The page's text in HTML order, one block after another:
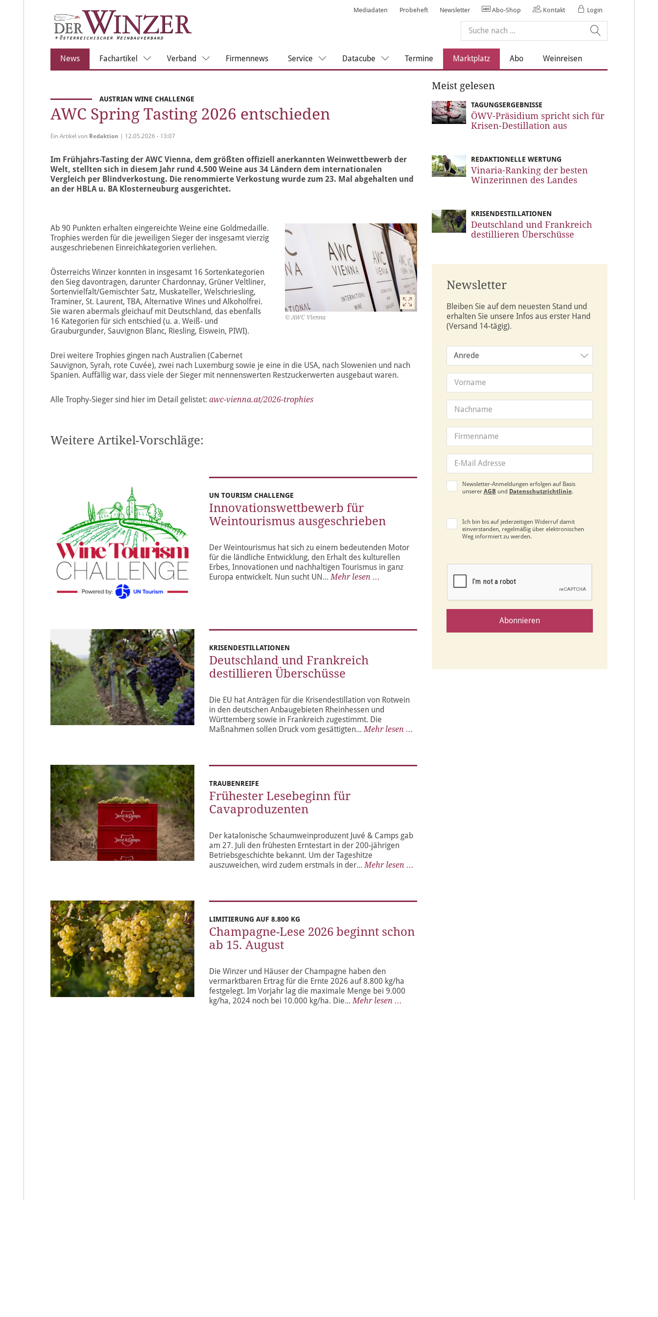
Mediadaten Probeheft Newsletter Abo-Shop Kontakt Login
News(current)Fachartikel Verband Firmennews Service Datacube Termine Marktplatz Abo Weinreisen
AUSTRIAN WINE CHALLENGE
AWC Spring Tasting 2026 entschieden
Ein Artikel von Redaktion | 12.05.2026 - 13:07
Im Frühjahrs-Tasting der AWC Vienna, dem größten offiziell anerkannten Weinwettbewerb der
Welt, stellten sich in diesem Jahr rund 4.500 Weine aus 34 Ländern dem internationalen
Vergleich per Blindverkostung. Die renommierte Verkostung wurde zum 23. Mal abgehalten und
an der HBLA u. BA Klosterneuburg ausgerichtet.
© AWC Vienna
Ab 90 Punkten erhalten eingereichte Weine eine Goldmedaille.
Trophies werden für die jeweiligen Sieger der insgesamt vierzig
ausgeschriebenen Einreichkategorien verliehen.
Österreichs Winzer konnten in insgesamt 16 Sortenkategorien
den Sieg davontragen, darunter Chardonnay, Grüner Veltliner,
Sortenvielfalt/Gemischter Satz, Muskateller, Welschriesling,
Traminer, St. Laurent, TBA, Alternative Wines und Alkoholfrei.
Sie waren abermals gleichauf mit Deutschland, das ebenfalls
16 Kategorien für sich entschied (u. a. Weiß- und
Grauburgunder, Sauvignon Blanc, Riesling, Eiswein, PIWI).
Drei weitere Trophies gingen nach Australien (Cabernet
Sauvignon, Syrah, rote Cuvée), zwei nach Luxemburg sowie je eine in die USA, nach Slowenien und nach
Spanien. Auffällig war, dass viele der Sieger mit nennenswerten Restzuckerwerten ausgebaut waren.
Alle Trophy-Sieger sind hier im Detail gelistet: awc-vienna.at/2026-trophies
Weitere Artikel-Vorschläge:
UN TOURISM CHALLENGE
Innovationswettbewerb für
Weintourismus ausgeschrieben
Der Weintourismus hat sich zu einem bedeutenden Motor
für die ländliche Entwicklung, den Erhalt des kulturellen
Erbes, Innovationen und nachhaltigen Tourismus in ganz
Europa entwickelt. Nun sucht UN...Mehr lesen ...
KRISENDESTILLATIONEN
Deutschland und Frankreich
destillieren Überschüsse
Die EU hat Anträgen für die Krisendestillation von Rotwein
in den deutschen Anbaugebieten Rheinhessen und
Württemberg sowie in Frankreich zugestimmt. Die
Maßnahmen sollen Druck vom gesättigten...Mehr lesen ...
TRAUBENREIFE
Frühester Lesebeginn für
Cavaproduzenten
Der katalonische Schaumweinproduzent Juvé & Camps gab
am 27. Juli den frühesten Erntestart in der 200-jährigen
Betriebsgeschichte bekannt. Um der Tageshitze
auszuweichen, wird zudem erstmals in der...Mehr lesen ...
LIMITIERUNG AUF 8.800 KG
Champagne-Lese 2026 beginnt schon
ab 15. August
Die Winzer und Häuser der Champagne haben den
vermarktbaren Ertrag für die Ernte 2026 auf 8.800 kg/ha
festgelegt. Im Vorjahr lag die maximale Menge bei 9.000
kg/ha, 2024 noch bei 10.000 kg/ha. Die...Mehr lesen ...
Meist gelesen
TAGUNGSERGEBNISSE
ÖWV-Präsidium spricht sich für
Krisen-Destillation aus
REDAKTIONELLE WERTUNG
Vinaria-Ranking der besten
Winzerinnen des Landes
KRISENDESTILLATIONEN
Deutschland und Frankreich
destillieren Überschüsse
Newsletter
Bleiben Sie auf dem neuesten Stand und
erhalten Sie unsere Infos aus erster Hand
(Versand 14-tägig).
Anrede
Anrede
Newsletter-Anmeldungen erfolgen auf Basis
unserer AGB und Datenschutzrichtlinie.
Ich bin bis auf jederzeitigen Widerruf damit
einverstanden, regelmäßig über elektronischen
Weg informiert zu werden.
Abonnieren